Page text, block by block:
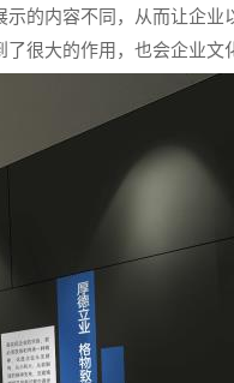
的内容不同，从而让企
很大的作用，也会企业文